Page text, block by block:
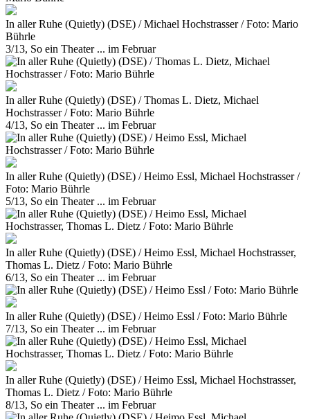
In aller Ruhe (Quietly) (DSE) / Michael Hochstrasser / Foto: Mario
Bührle
3/13, So ein Theater ... im Februar
In aller Ruhe (Quietly) (DSE) / Thomas L. Dietz, Michael
Hochstrasser / Foto: Mario Bührle
4/13, So ein Theater ... im Februar
In aller Ruhe (Quietly) (DSE) / Heimo Essl, Michael Hochstrasser /
Foto: Mario Bührle
5/13, So ein Theater ... im Februar
In aller Ruhe (Quietly) (DSE) / Heimo Essl, Michael Hochstrasser,
Thomas L. Dietz / Foto: Mario Bührle
6/13, So ein Theater ... im Februar
In aller Ruhe (Quietly) (DSE) / Heimo Essl / Foto: Mario Bührle
7/13, So ein Theater ... im Februar
In aller Ruhe (Quietly) (DSE) / Heimo Essl, Michael Hochstrasser,
Thomas L. Dietz / Foto: Mario Bührle
8/13, So ein Theater ... im Februar